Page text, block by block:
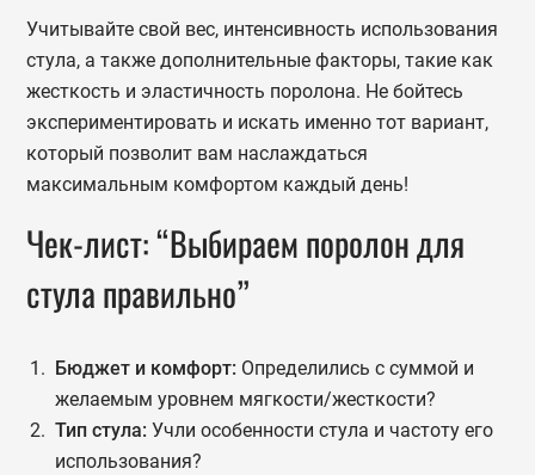
Учитывайте свой вес, интенсивность использования
стула, а также дополнительные факторы, такие как
жесткость и эластичность поролона. Не бойтесь
экспериментировать и искать именно тот вариант,
который позволит вам наслаждаться
максимальным комфортом каждый день!
Чек-лист: “Выбираем поролон для
стула правильно”
Бюджет и комфорт: Определились с суммой и
желаемым уровнем мягкости/жесткости?
Тип стула: Учли особенности стула и частоту его
использования?